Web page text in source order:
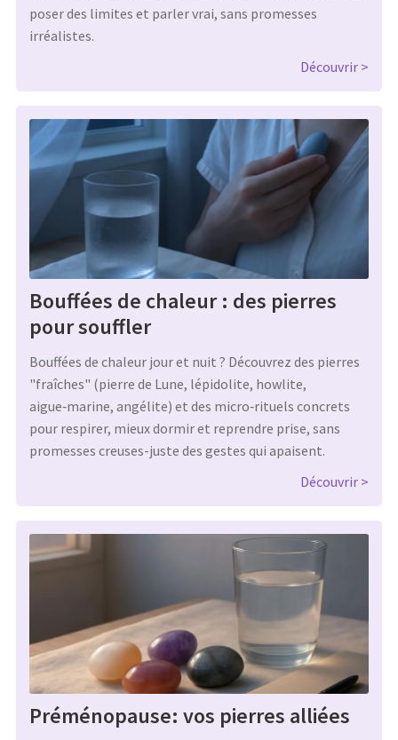
poser des limites et parler vrai, sans promesses
irréalistes.
Découvrir
Bouffées de chaleur : des pierres
pour souffler
Bouffées de chaleur jour et nuit ? Découvrez des pierres
"fraîches" (pierre de Lune, lépidolite, howlite,
aigue‑marine, angélite) et des micro‑rituels concrets
pour respirer, mieux dormir et reprendre prise, sans
promesses creuses-juste des gestes qui apaisent.
Découvrir
Préménopause: vos pierres alliées